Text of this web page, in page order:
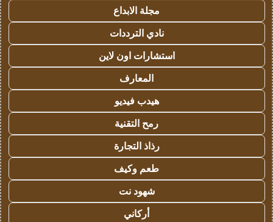
مجلة الابداع
نادي الترددات
استشارات اون لاين
المعارف
هيدب فيديو
رمح التقنية
رذاذ التجارة
طعم وكيف
شهود نت
أركاني